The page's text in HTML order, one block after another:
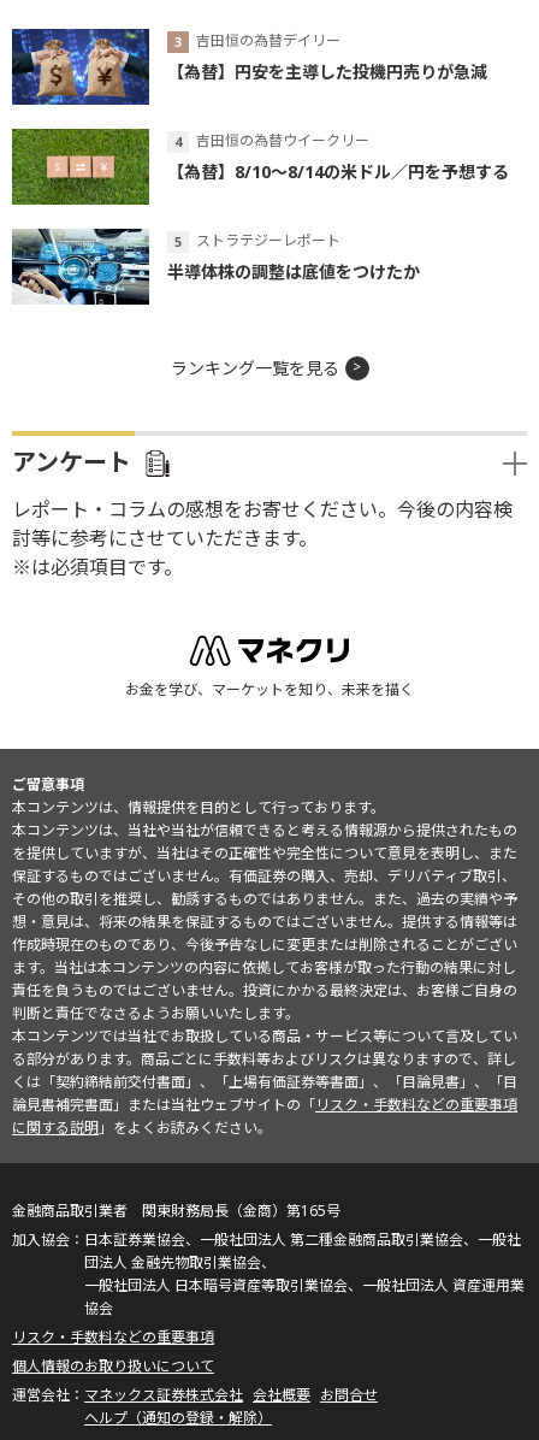
吉田恒の為替デイリー
【為替】円安を主導した投機円売りが急減
吉田恒の為替ウイークリー
【為替】8/10～8/14の米ドル／円を予想する
ストラテジーレポート
半導体株の調整は底値をつけたか
ランキング一覧を見る
アンケート
レポート・コラムの感想をお寄せください。今後の内容検
討等に参考にさせていただきます。
※は必須項目です。
お金を学び、マーケットを知り、未来を描く
ご留意事項
本コンテンツは、情報提供を目的として行っております。
本コンテンツは、当社や当社が信頼できると考える情報源から提供されたもの
を提供していますが、当社はその正確性や完全性について意見を表明し、また
保証するものではございません。有価証券の購入、売却、デリバティブ取引、
その他の取引を推奨し、勧誘するものではありません。また、過去の実績や予
想・意見は、将来の結果を保証するものではございません。提供する情報等は
作成時現在のものであり、今後予告なしに変更または削除されることがござい
ます。当社は本コンテンツの内容に依拠してお客様が取った行動の結果に対し
責任を負うものではございません。投資にかかる最終決定は、お客様ご自身の
判断と責任でなさるようお願いいたします。
本コンテンツでは当社でお取扱している商品・サービス等について言及してい
る部分があります。商品ごとに手数料等およびリスクは異なりますので、詳し
くは「契約締結前交付書面」、「上場有価証券等書面」、「目論見書」、「目
論見書補完書面」または当社ウェブサイトの「リスク・手数料などの重要事項
に関する説明」をよくお読みください。
金融商品取引業者 関東財務局長（金商）第165号
日本証券業協会、一般社団法人 第二種金融商品取引業協会、一般社
団法人 金融先物取引業協会、
一般社団法人 日本暗号資産等取引業協会、一般社団法人 資産運用業
協会
リスク・手数料などの重要事項
個人情報のお取り扱いについて
マネックス証券株式会社 会社概要 お問合せ
ヘルプ（通知の登録・解除）